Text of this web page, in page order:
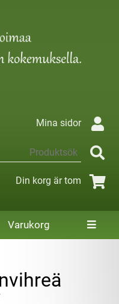
Mina sidor
Din korg är tom
Varukorg